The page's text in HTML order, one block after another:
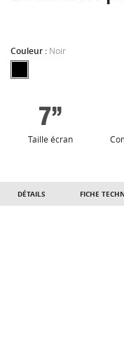
Couleur : Noir
Taille écran
DÉTAILS FICHE